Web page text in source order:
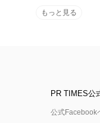
もっと見る
PR TIMES公
公式Facebook